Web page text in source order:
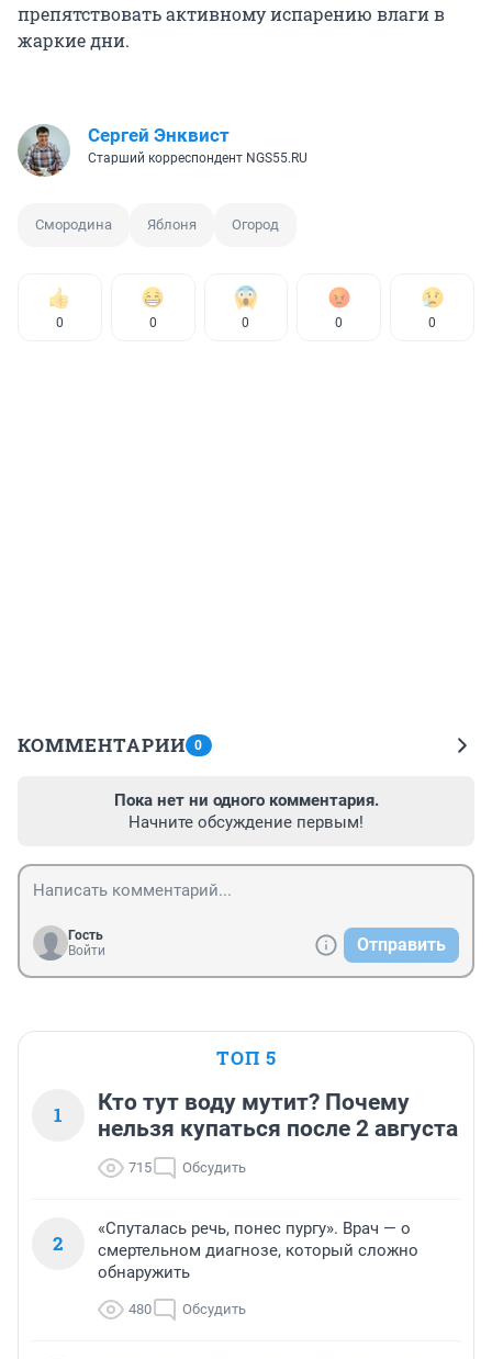
препятствовать активному испарению влаги в
жаркие дни.
Сергей Энквист
Старший корреспондент NGS55.RU
Смородина Яблоня Огород
0 0 0 0 0
КОММЕНТАРИИ 0
Пока нет ни одного комментария.
Начните обсуждение первым!
Гость
Войти
Отправить
ТОП 5
1
Кто тут воду мутит? Почему
нельзя купаться после 2 августа
715 Обсудить
2
«Спуталась речь, понес пургу». Врач — о
смертельном диагнозе, который сложно
обнаружить
480 Обсудить